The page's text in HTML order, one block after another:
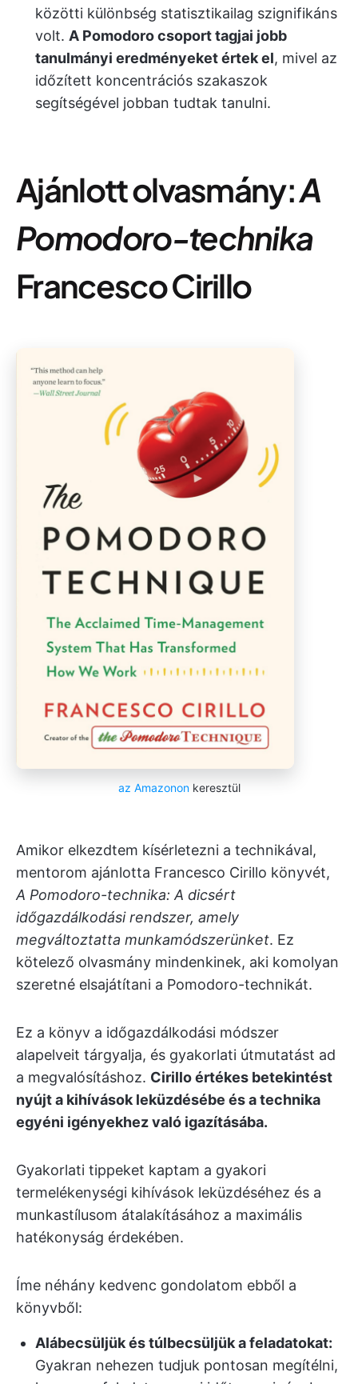
közötti különbség statisztikailag szignifikáns
volt. A Pomodoro csoport tagjai jobb
tanulmányi eredményeket értek el, mivel az
időzített koncentrációs szakaszok
segítségével jobban tudtak tanulni.
Ajánlott olvasmány:A
Pomodoro-technika
Francesco Cirillo
az Amazononkeresztül
Amikor elkezdtem kísérletezni a technikával,
mentorom ajánlotta Francesco Cirillo könyvét,
A Pomodoro-technika: A dicsért
időgazdálkodási rendszer, amely
megváltoztatta munkamódszerünket. Ez
kötelező olvasmány mindenkinek, aki komolyan
szeretné elsajátítani a Pomodoro-technikát.
Ez a könyv a időgazdálkodási módszer
alapelveit tárgyalja, és gyakorlati útmutatást ad
a megvalósításhoz. Cirillo értékes betekintést
nyújt a kihívások leküzdésébe és a technika
egyéni igényekhez való igazításába.
Gyakorlati tippeket kaptam a gyakori
termelékenységi kihívások leküzdéséhez és a
munkastílusom átalakításához a maximális
hatékonyság érdekében.
Íme néhány kedvenc gondolatom ebből a
könyvből:
Alábecsüljük és túlbecsüljük a feladatokat:
Gyakran nehezen tudjuk pontosan megítélni,